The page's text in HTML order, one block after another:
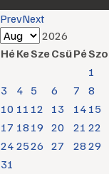
PrevNext
2026
HéKeSzeCsüPéSzo
1
3
4 5 6 7 8
10 11 12 13 14 15
17 18 19 20 21 22
24 2526 27 28 29
31